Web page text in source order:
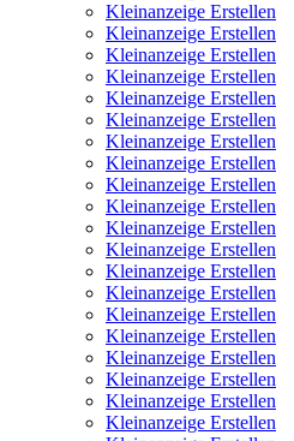
Kleinanzeige Erstellen
Kleinanzeige Erstellen
Kleinanzeige Erstellen
Kleinanzeige Erstellen
Kleinanzeige Erstellen
Kleinanzeige Erstellen
Kleinanzeige Erstellen
Kleinanzeige Erstellen
Kleinanzeige Erstellen
Kleinanzeige Erstellen
Kleinanzeige Erstellen
Kleinanzeige Erstellen
Kleinanzeige Erstellen
Kleinanzeige Erstellen
Kleinanzeige Erstellen
Kleinanzeige Erstellen
Kleinanzeige Erstellen
Kleinanzeige Erstellen
Kleinanzeige Erstellen
Kleinanzeige Erstellen